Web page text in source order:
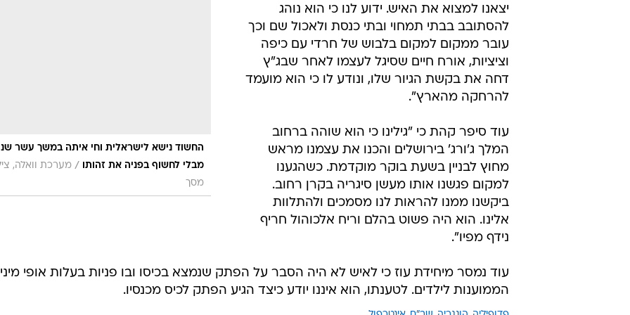
החשוד נישא לישראלית וחי איתה במשך עשר
מבלי לחשוף בפניה את זהותו
/ מערכת וואלה,
מסך
יצאנו למצוא את האיש. ידוע לנו כי הוא נוהג
להסתובב בבתי תמחוי ובתי כנסת ולאכול שם וכך
עובר ממקום למקום בלבוש של חרדי עם כיפה
וציציות, אורח חיים שסיגל לעצמו לאחר שבג"ץ
דחה את בקשת הגיור שלו, ונודע לו כי הוא מועמד
להרחקה מהארץ".
עוד סיפר קהת כי "גילינו כי הוא שוהה ברחוב
המלך ג'ורג' בירושלים והכנו את עצמנו מראש
מחוץ לבניין בשעת בוקר מוקדמת. כשהגענו
למקום פגשנו אותו מעשן סיגריה בקרן רחוב.
ביקשנו ממנו להראות לנו מסמכים ולהתלוות
אלינו. הוא היה פשוט בהלם וריח אלכוהול חריף
נידף מפיו".
עוד נמסר מיחידת עוז כי לאיש לא היה הסבר על הפתק שנמצא בכיסו ובו פניות בעלות אופי מיני
הממוענות לילדים. לטענתו, הוא איננו יודע כיצד הגיע הפתק לכיס מכנסיו.